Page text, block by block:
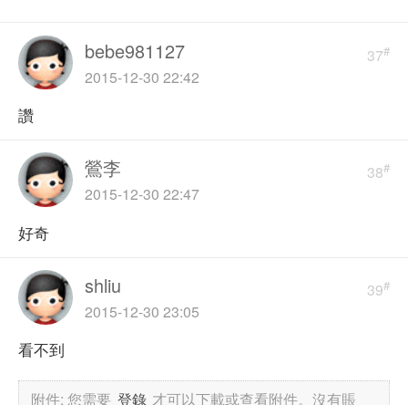
37#
bebe981127
2015-12-30 22:42
讚
38#
鶯李
2015-12-30 22:47
好奇
39#
shliu
2015-12-30 23:05
看不到
附件:您需要 登錄 才可以下載或查看附件。沒有賬